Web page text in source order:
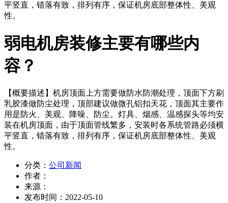
平竖直，错落有致，排列有序，保证机房底部整体性、美观
性。
弱电机房装修主要有哪些内
容？
【概要描述】 机房顶面上方需要做防水防潮处理，顶面下方刷
乳胶漆做防尘处理，顶部建议做微孔铝扣天花，顶面其主要作
用是防火、美观、降噪、防尘。灯具、烟感、温感探头等均安
装在机房顶面，由于顶面管线繁多，安装时各系统管路必须横
平竖直，错落有致，排列有序，保证机房底部整体性、美观
性。
分类： 公司新闻
作者：
来源：
发布时间： 2022-05-10